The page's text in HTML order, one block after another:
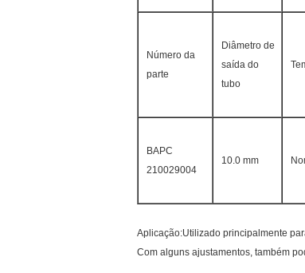
Número da
parte
Diâmetro de
saída do
tubo
BAPC
210029004
10.0 mm
Aplicação:Utilizado principalmente
Com alguns ajustamentos, também